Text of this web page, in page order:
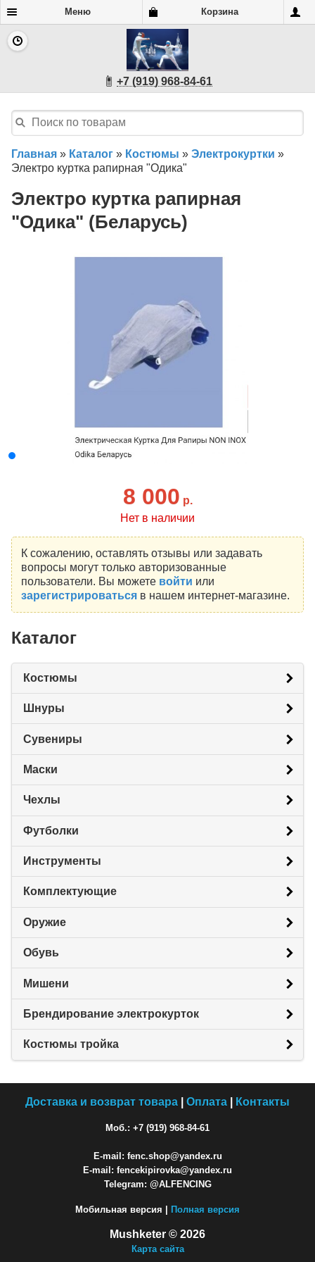
Меню Корзина
+7 (919) 968-84-61
Главная » Каталог » Костюмы » Электрокуртки »
Электро куртка рапирная "Одика"
Электро куртка рапирная
"Одика" (Беларусь)
8 000 р.
Нет в наличии
К сожалению, оставлять отзывы или задавать
вопросы могут только авторизованные
пользователи. Вы можете войти или
зарегистрироватьсяв нашем интернет-магазине.
Каталог
Костюмы
Шнуры
Сувениры
Маски
Чехлы
Футболки
Инструменты
Комплектующие
Оружие
Обувь
Мишени
Брендирование электрокурток
Костюмы тройка
Доставка и возврат товара Оплата Контакты
Моб.: +7 (919) 968-84-61
E-mail: fenc.shop@yandex.ru
E-mail: fencekipirovka@yandex.ru
Telegram: @ALFENCING
Мобильная версия | Полная версия
Mushketer © 2026
Карта сайта